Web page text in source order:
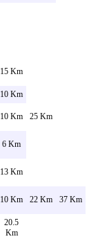
15 Km
10 Km
10 Km 25 Km
6 Km
13 Km
10 Km 22 Km 37 Km
20.5
Km